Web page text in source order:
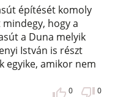
építését komoly
hogy a
a Duna melyik
István is részt
egyike, amikor nem
0 0